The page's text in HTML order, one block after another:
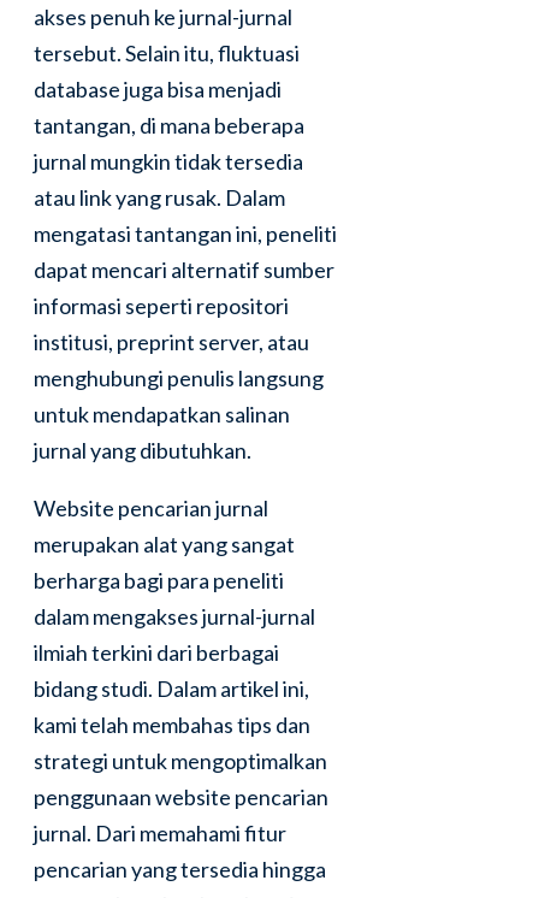
akses penuh ke jurnal-jurnal
tersebut. Selain itu, fluktuasi
database juga bisa menjadi
tantangan, di mana beberapa
jurnal mungkin tidak tersedia
atau link yang rusak. Dalam
mengatasi tantangan ini, peneliti
dapat mencari alternatif sumber
informasi seperti repositori
institusi, preprint server, atau
menghubungi penulis langsung
untuk mendapatkan salinan
jurnal yang dibutuhkan.
Website pencarian jurnal
merupakan alat yang sangat
berharga bagi para peneliti
dalam mengakses jurnal-jurnal
ilmiah terkini dari berbagai
bidang studi. Dalam artikel ini,
kami telah membahas tips dan
strategi untuk mengoptimalkan
penggunaan website pencarian
jurnal. Dari memahami fitur
pencarian yang tersedia hingga